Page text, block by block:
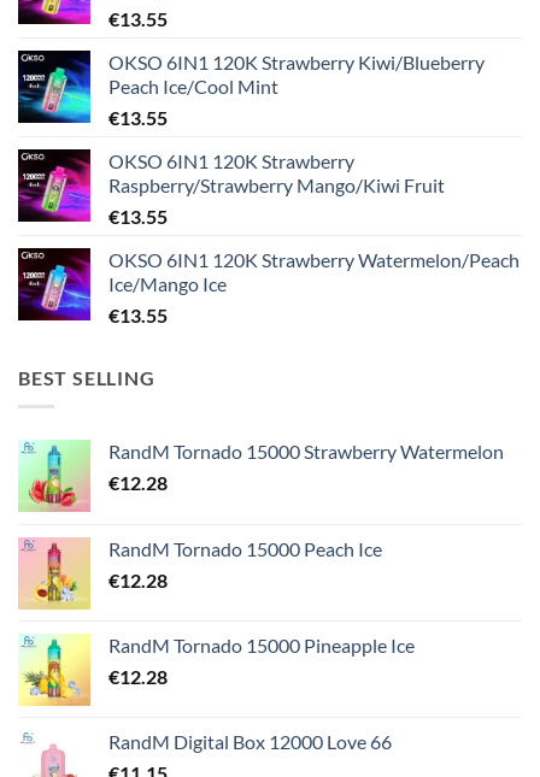
€13.55
OKSO 6IN1 120K Strawberry Kiwi/Blueberry
Peach Ice/Cool Mint
€13.55
OKSO 6IN1 120K Strawberry
Raspberry/Strawberry Mango/Kiwi Fruit
€13.55
OKSO 6IN1 120K Strawberry Watermelon/Peach
Ice/Mango Ice
€13.55
BEST SELLING
RandM Tornado 15000 Strawberry Watermelon
€12.28
RandM Tornado 15000 Peach Ice
€12.28
RandM Tornado 15000 Pineapple Ice
€12.28
RandM Digital Box 12000 Love 66